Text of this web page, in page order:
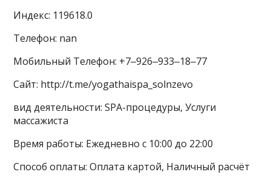
Индекс: 119618.0
Телефон: nan
Мобильный Телефон: +7‒926‒933‒18‒77
Сайт: http://t.me/yogathaispa_solnzevo
вид деятельности: SPA-процедуры, Услуги
массажиста
Время работы: Ежедневно с 10:00 до 22:00
Способ оплаты: Оплата картой, Наличный расчёт